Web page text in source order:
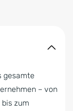
gesamte
– von
zum